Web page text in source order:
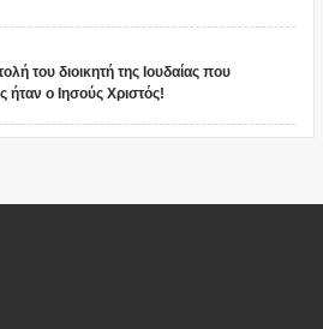
του διοικητή της Ιουδαίας που
ήταν ο Ιησούς Χριστός!